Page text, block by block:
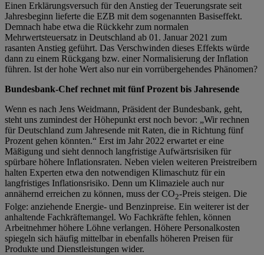
Einen Erklärungsversuch für den Anstieg der Teuerungsrate seit
Jahresbeginn lieferte die EZB mit dem sogenannten Basiseffekt.
Demnach habe etwa die Rückkehr zum normalen
Mehrwertsteuersatz in Deutschland ab 01. Januar 2021 zum
rasanten Anstieg geführt. Das Verschwinden dieses Effekts würde
dann zu einem Rückgang bzw. einer Normalisierung der Inflation
führen. Ist der hohe Wert also nur ein vorrübergehendes Phänomen?
Bundesbank-Chef rechnet mit fünf Prozent bis Jahresende
Wenn es nach Jens Weidmann, Präsident der Bundesbank, geht,
steht uns zumindest der Höhepunkt erst noch bevor: „Wir rechnen
für Deutschland zum Jahresende mit Raten, die in Richtung fünf
Prozent gehen könnten.“ Erst im Jahr 2022 erwartet er eine
Mäßigung und sieht dennoch langfristige Aufwärtsrisiken für
spürbare höhere Inflationsraten. Neben vielen weiteren Preistreibern
halten Experten etwa den notwendigen Klimaschutz für ein
langfristiges Inflationsrisiko. Denn um Klimaziele auch nur
annähernd erreichen zu können, muss der CO2-Preis steigen. Die
Folge: anziehende Energie- und Benzinpreise. Ein weiterer ist der
anhaltende Fachkräftemangel. Wo Fachkräfte fehlen, können
Arbeitnehmer höhere Löhne verlangen. Höhere Personalkosten
spiegeln sich häufig mittelbar in ebenfalls höheren Preisen für
Produkte und Dienstleistungen wider.